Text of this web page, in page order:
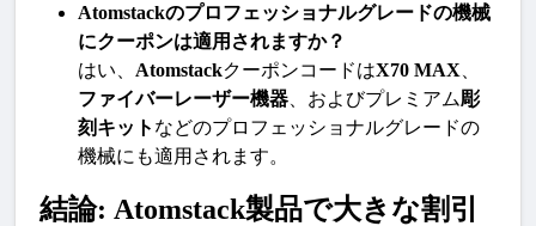
Atomstackのプロフェッショナルグレードの機械
にクーポンは適用されますか？
はい、 AtomstackクーポンコードはX70 MAX
ファイバーレーザー機器 、およびプレミアム彫
刻キット などのプロフェッショナルグレードの
機械にも適用されます。
結論: Atomstack製品で大きな割引